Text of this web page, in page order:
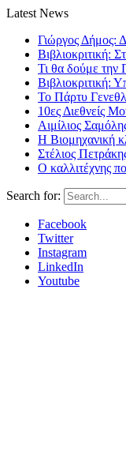
Latest News
Γιώργος Δήμος:
Βιβλιοκριτική:
Τι θα δούμε την
Βιβλιοκριτική:
Το Πάρτυ
10ες Διεθνείς
Αιμίλιος
Η Βιομηχανική
Στέλιος
Ο καλλιτέχνης
Search for:
Facebook
Twitter
Instagram
LinkedIn
Youtube